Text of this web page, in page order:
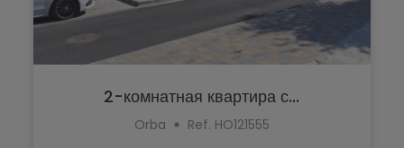
Parcent
Pedreguer
Orba
Orihuela
Orihuela Costa2-комнатная квартира с...
Orba Ref. HO121555